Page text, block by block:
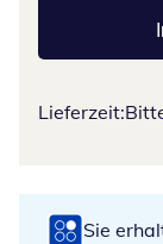
Lieferzeit:
Sie